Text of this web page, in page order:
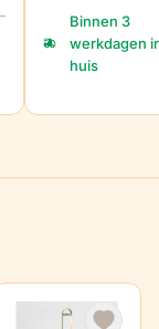
Binnen 3
werkdagen
huis